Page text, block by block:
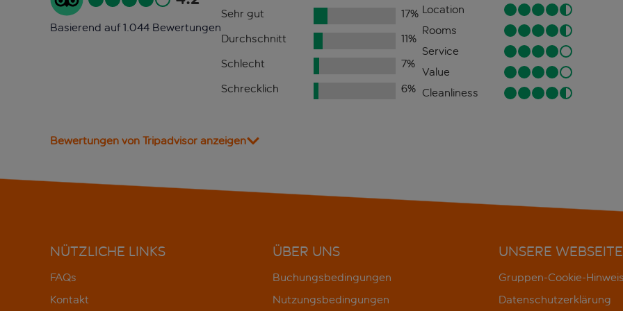
Basierend auf 1.044 Bewertungen
Sehr gut 17%
Durchschnitt
11%
Schlecht
7%
Schrecklich
6%
Location
Rooms
Service
Value
Cleanliness
Bewertungen von Tripadvisor anzeigen
NÜTZLICHE LINKS
FAQs
Kontakt
ÜBER UNS
Buchungsbedingungen
Nutzungsbedingungen
UNSERE WEBSEITE
Gruppen-Cookie-
Datenschutzerklärung